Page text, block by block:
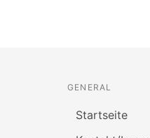
GENERAL
Startseite